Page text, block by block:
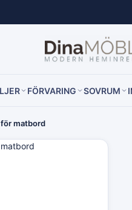
FÖRVARING SOVRUM
för matbord